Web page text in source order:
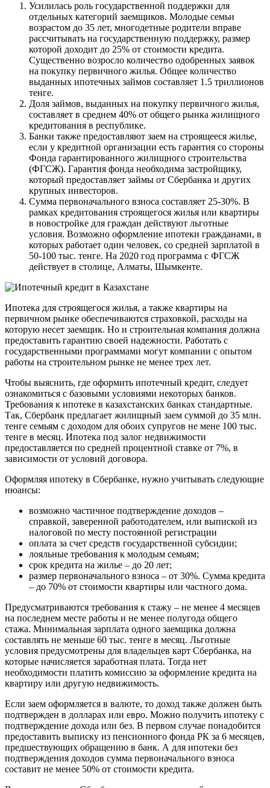
Усилилась роль государственной поддержки для
отдельных категорий заемщиков. Молодые семьи
возрастом до 35 лет, многодетные родители вправе
рассчитывать на государственную поддержку, размер
которой доходит до 25% от стоимости кредита.
Существенно возросло количество одобренных заявок
на покупку первичного жилья. Общее количество
выданных ипотечных займов составляет 1.5 триллионов
тенге.
Доля займов, выданных на покупку первичного жилья,
составляет в среднем 40% от общего рынка жилищного
кредитования в республике.
Банки также предоставляют заем на строящееся жилье,
если у кредитной организации есть гарантия со стороны
Фонда гарантированного жилищного строительства
(ФГСЖ). Гарантия фонда необходима застройщику,
который предоставляет займы от Сбербанка и других
крупных инвесторов.
Сумма первоначального взноса составляет 25-30%. В
рамках кредитования строящегося жилья или квартиры
в новостройке для граждан действуют льготные
условия. Возможно оформление ипотеки гражданами, в
которых работает один человек, со средней зарплатой в
50-100 тыс. тенге. На 2020 год программа с ФГСЖ
действует в столице, Алматы, Шымкенте.
Ипотека для строящегося жилья, а также квартиры на
первичном рынке обеспечиваются страховкой, расходы на
которую несет заемщик. Но и строительная компания должна
предоставить гарантию своей надежности. Работать с
государственными программами могут компании с опытом
работы на строительном рынке не менее трех лет.
Чтобы выяснить, где оформить ипотечный кредит, следует
ознакомиться с базовыми условиями некоторых банков.
Требования к ипотеке в казахстанских банках стандартные.
Так, Сбербанк предлагает жилищный заем суммой до 35 млн.
тенге семьям с доходом для обоих супругов не мене 100 тыс.
тенге в месяц. Ипотека под залог недвижимости
предоставляется по средней процентной ставке от 7%, в
зависимости от условий договора.
Оформляя ипотеку в Сбербанке, нужно учитывать следующие
нюансы:
возможно частичное подтверждение доходов –
справкой, заверенной работодателем, или выпиской из
налоговой по месту постоянной регистрации
оплата за счет средств государственной субсидии;
лояльные требования к молодым семьям;
срок кредита на жилье – до 20 лет;
размер первоначального взноса – от 30%. Сумма кредита
– до 70% от стоимости квартиры или частного дома.
Предусматриваются требования к стажу – не менее 4 месяцев
на последнем месте работы и не менее полугода общего
стажа. Минимальная зарплата одного заемщика должна
составлять не меньше 60 тыс. тенге в месяц. Льготные
условия предусмотрены для владельцев карт Сбербанка, на
которые начисляется заработная плата. Тогда нет
необходимости платить комиссию за оформление кредита на
квартиру или другую недвижимость.
Если заем оформляется в валюте, то доход также должен быть
подтвержден в долларах или евро. Можно получить ипотеку с
подтверждение дохода или без. В первом случае понадобится
предоставить выписку из пенсионного фонда РК за 6 месяцев,
предшествующих обращению в банк. А для ипотеки без
подтверждения доходов сумма первоначального взноса
составит не менее 50% от стоимости кредита.